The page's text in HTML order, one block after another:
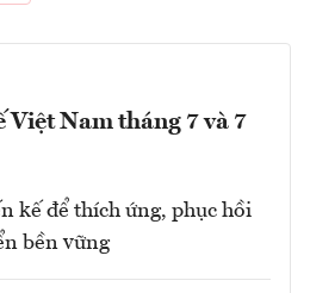
Việt Nam tháng 7 và 7
kế để thích ứng, phục hồi
bền vững